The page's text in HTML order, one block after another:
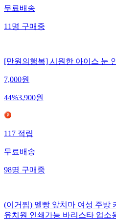
무료배송
11명구매중
[만원의행복] 시원한 아이스 눈
7,000원
44%3,900원
117적립
무료배송
98명구매중
(이거찜) 멜빵 앞치마 여성 주방
유치원 인쇄가능 바리스타 업소